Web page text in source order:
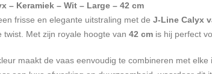
– Keramiek – Wit – Large – 42 cm
frisse en elegante uitstraling met de J-Line Calyx
twist. Met zijn royale hoogte van 42 cm is hij perfect
maakt de vaas eenvoudig te combineren met